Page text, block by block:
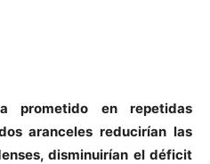
prometido en repetidas
aranceles reducirían las
disminuirían el déficit